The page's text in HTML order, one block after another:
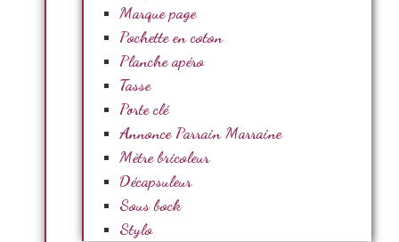
Marque page
Pochette en coton
Planche apéro
Tasse
Porte clé
Annonce Parrain Marraine
Mètre bricoleur
Décapsuleur
Sous bock
Stylo